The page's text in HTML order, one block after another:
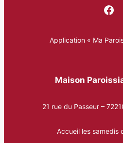
Application « Ma
Maison
21 rue du Passeur –
Accueil les samedis